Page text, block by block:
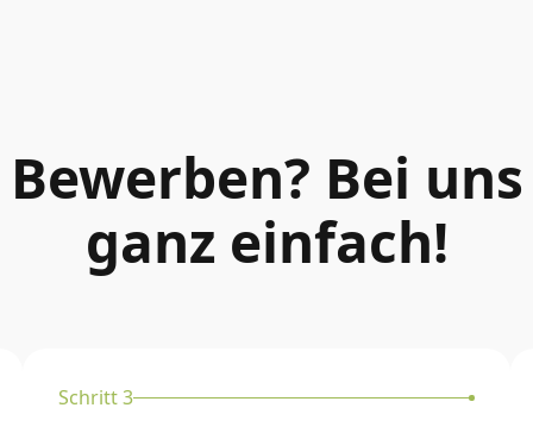
Bewerben? Bei uns
ganz einfach!
Schritt 3